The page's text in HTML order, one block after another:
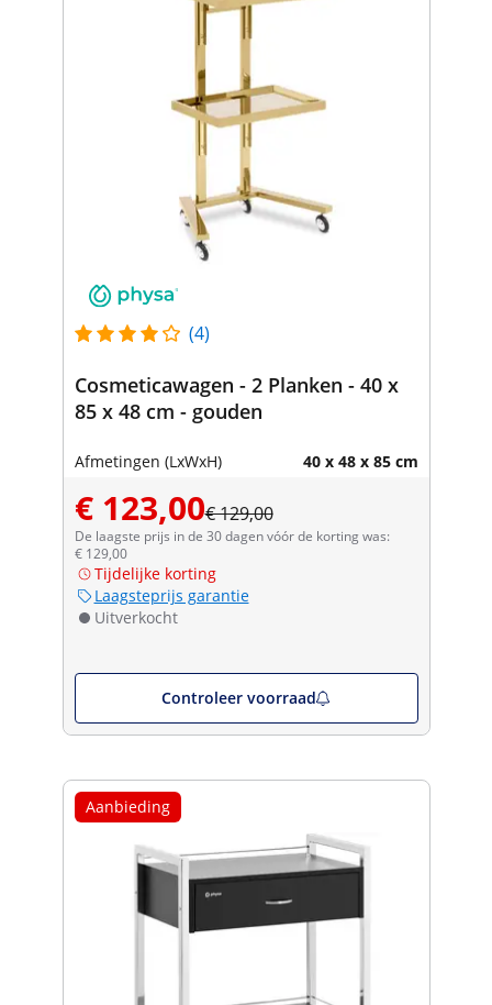
(4)
Cosmeticawagen - 2 Planken - 40 x
85 x 48 cm - gouden
Afmetingen (LxWxH) 40 x 48 x 85 cm
€ 123,00€ 129,00
De laagste prijs in de 30 dagen vóór de korting was:
€ 129,00
Tijdelijke korting
Laagsteprijs garantie
Uitverkocht
Controleer voorraad
Aanbieding